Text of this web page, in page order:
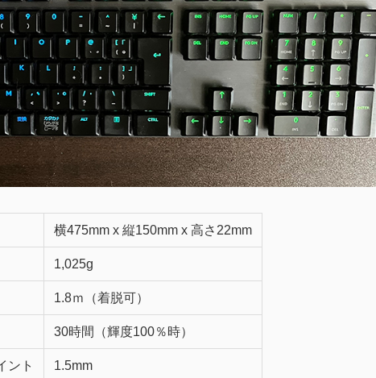
横475mm x 縦150mm x 高さ22mm
1,025g
1.8ｍ（着脱可）
30時間（輝度100％時）
ント 1.5mm